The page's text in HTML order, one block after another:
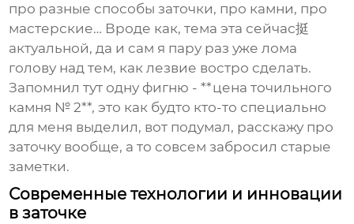
про разные способы заточки, про камни, про
мастерские… Вроде как, тема эта сейчас挺
актуальной, да и сам я пару раз уже лома
голову над тем, как лезвие востро сделать.
Запомнил тут одну фигню - **цена точильного
камня № 2**, это как будто кто-то специально
для меня выделил, вот подумал, расскажу про
заточку вообще, а то совсем забросил старые
заметки.
Современные технологии и инновации
в заточке